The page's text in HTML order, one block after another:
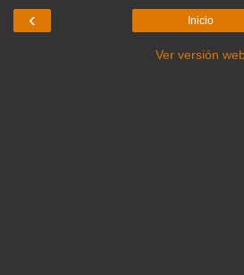
‹ Inicio
Ver versión